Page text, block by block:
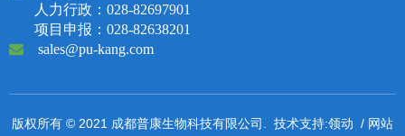
人力行政：028-82697901
项目申报：028-82638201
 sales@pu-kang.com
版权所有 © 2021 成都普康生物科技有限公司. 技术支持:领动 / 网站